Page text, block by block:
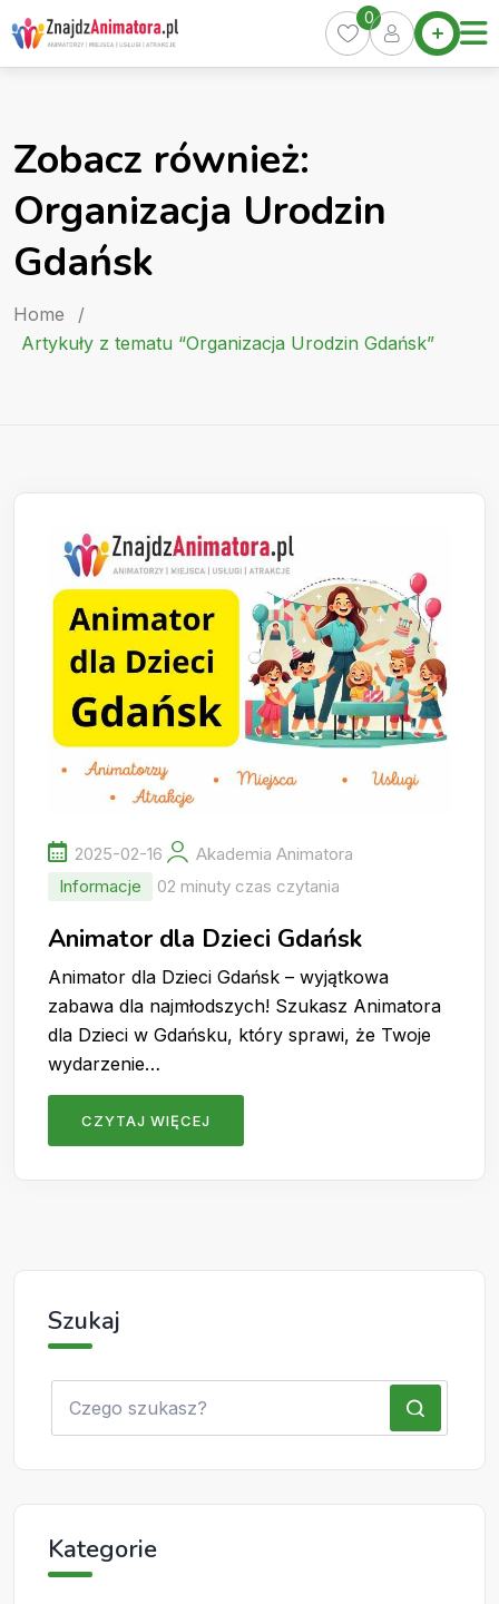
Skip
to
content
Home
Oferty
Kurs
0
Zobacz również:
Organizacja Urodzin
Gdańsk
Home
/
Artykuły z tematu “Organizacja Urodzin Gdańsk”
2025-02-16
Akademia Animatora
Informacje
02 minuty czas czytania
Animator dla Dzieci Gdańsk
Animator dla Dzieci Gdańsk – wyjątkowa
zabawa dla najmłodszych! Szukasz Animatora
dla Dzieci w Gdańsku, który sprawi, że Twoje
wydarzenie…
CZYTAJ WIĘCEJ
Szukaj
Kategorie